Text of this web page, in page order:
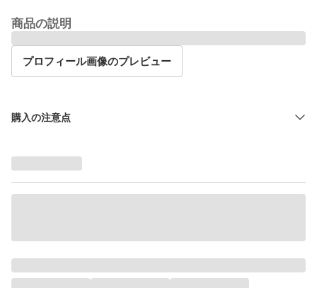
商品の説明
プロフィール画像のプレビュー
購入の注意点